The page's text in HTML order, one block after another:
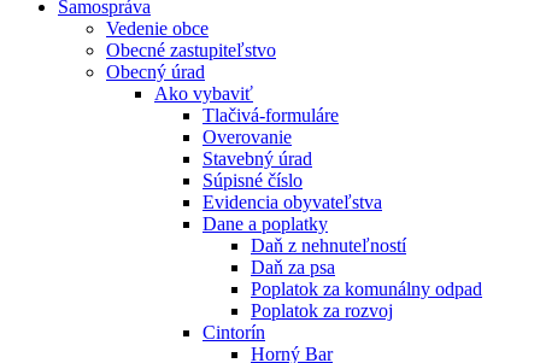
Samospráva
Vedenie obce
Obecné zastupiteľstvo
Obecný úrad
Ako vybaviť
Tlačivá-formuláre
Overovanie
Stavebný úrad
Súpisné číslo
Evidencia obyvateľstva
Dane a poplatky
Daň z nehnuteľností
Daň za psa
Poplatok za komunálny odpad
Poplatok za rozvoj
Cintorín
Horný Bar